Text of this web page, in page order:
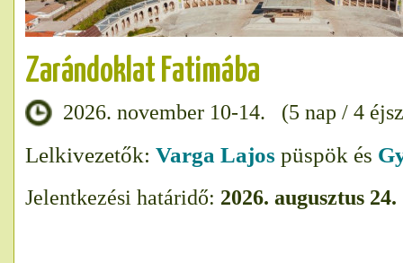
Zarándoklat Fatimába
2026. november 10-14. (5 nap / 4
Lelkivezetők: Varga Lajos püspök és
Jelentkezési határidő: 2026. augusztus 24.